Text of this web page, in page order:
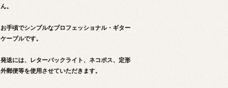
ん。
お手頃でシンプルなプロフェッショナル・ギター
ケーブルです。
発送には、レターパックライト、ネコポス、定形
外郵便等を使用させていただきます。